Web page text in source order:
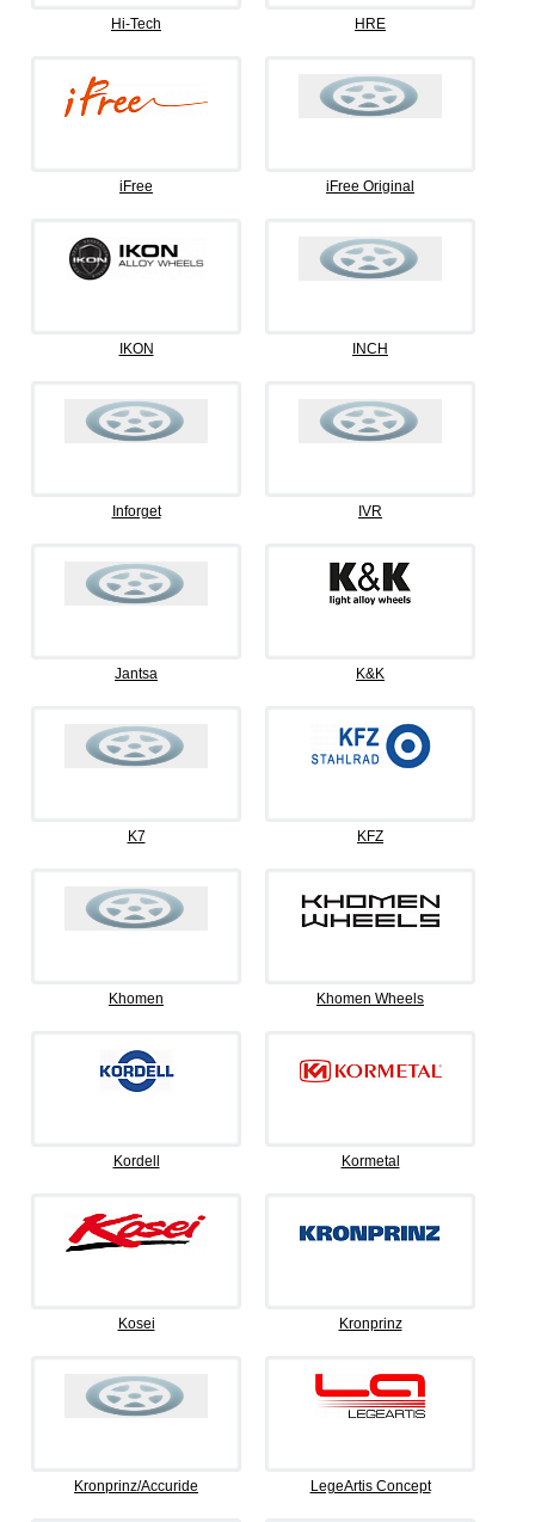
Hi-Tech HRE
iFree iFree Original
IKON INCH
Inforget IVR
Jantsa K&K
K7 KFZ
Khomen Khomen Wheels
Kordell Kormetal
Kosei Kronprinz
Kronprinz/Accuride LegeArtis Concept